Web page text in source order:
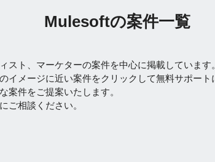
Mulesoftの案件一覧
ト、マーケターの案件を中心に掲載しています。
メージに近い案件をクリックして無料サポート
案件をご提案いたします。
ご相談ください。